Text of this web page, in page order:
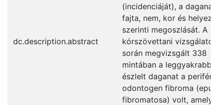
dc.description.abstract
(incidenciáját), a
fajta, nem, kor és
szerinti megoszlását. A
kórszövettani vizsgálatok
során megvizsgált 338
mintában a
észlelt daganat a
odontogen fibroma
fibromatosa) volt,